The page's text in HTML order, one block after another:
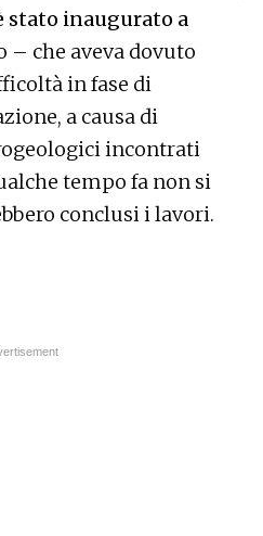
stato inaugurato a
– che aveva dovuto
in fase di
a causa di
incontrati
tempo fa non si
conclusi i lavori.